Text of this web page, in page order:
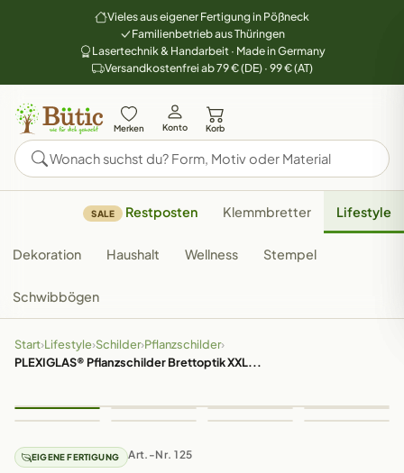
Vieles aus eigener Fertigung in Pößneck
Familienbetrieb aus Thüringen
Lasertechnik & Handarbeit · Made in Germany
Versandkostenfrei ab 79 € (DE) · 99 € (AT)
Merken Konto Korb
SALE Restposten Klemmbretter Lifestyle
Dekoration Haushalt Wellness Stempel
Schwibbögen
Start›Lifestyle›Schilder›Pflanzschilder›
PLEXIGLAS® Pflanzschilder Brettoptik XXL...
EIGENE FERTIGUNG Art.-Nr. 125